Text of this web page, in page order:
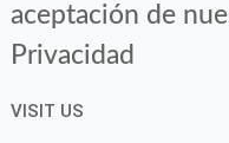
aceptación de
Privacidad
VISIT US